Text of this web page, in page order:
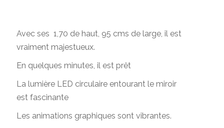
Avec ses 1,70 de haut, 95 cms de large, il est
vraiment majestueux.
En quelques minutes, il est prêt
La lumière LED circulaire entourant le miroir
est fascinante
Les animations graphiques sont vibrantes.